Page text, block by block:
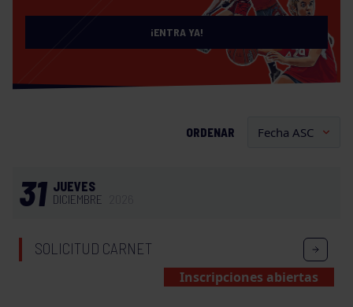
¡ENTRA YA!
ORDENAR
31 JUEVES
DICIEMBRE
SOLICITUD CARNET
Inscripciones abiertas